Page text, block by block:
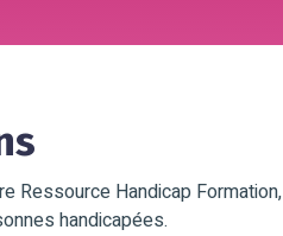
Ressource Handicap Formation,
handicapées.